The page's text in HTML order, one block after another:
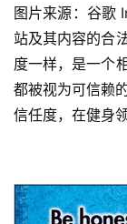
图片来源：谷歌
站及其内容的合
度一样，是一个
都被视为可信赖
信任度，在健身